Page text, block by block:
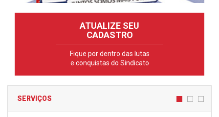
ATUALIZE SEU
CADASTRO
Fique por dentro das lutas
e conquistas do Sindicato
SERVIÇOS